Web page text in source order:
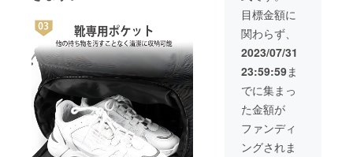
※ご注文
状況、
使用部
材の供
給状
況、製
造工程
上の都
合等に
より出
荷時期
が遅れ
目標金額に
関わらず、
2023/07/31
23:59:59ま
でに集まっ
た金額が
ファンディ
ングされま